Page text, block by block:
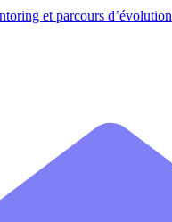
et parcours d’évolution